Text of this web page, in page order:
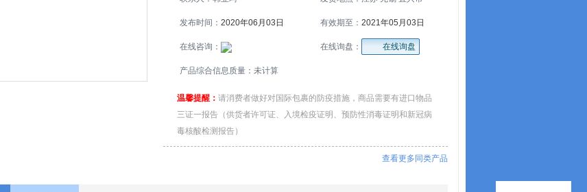
发布时间： 2020年06月03日 有效期至： 2021年05月03日
在线咨询： 在线询盘： 在线询盘
产品综合信息质量：未计算
温馨提醒： 请消费者做好对国际包裹的防疫措施，商品需要有进口物品
三证一报告（供货者许可证、入境检疫证明、预防性消毒证明和新冠病
毒核酸检测报告）
查看更多同类产品